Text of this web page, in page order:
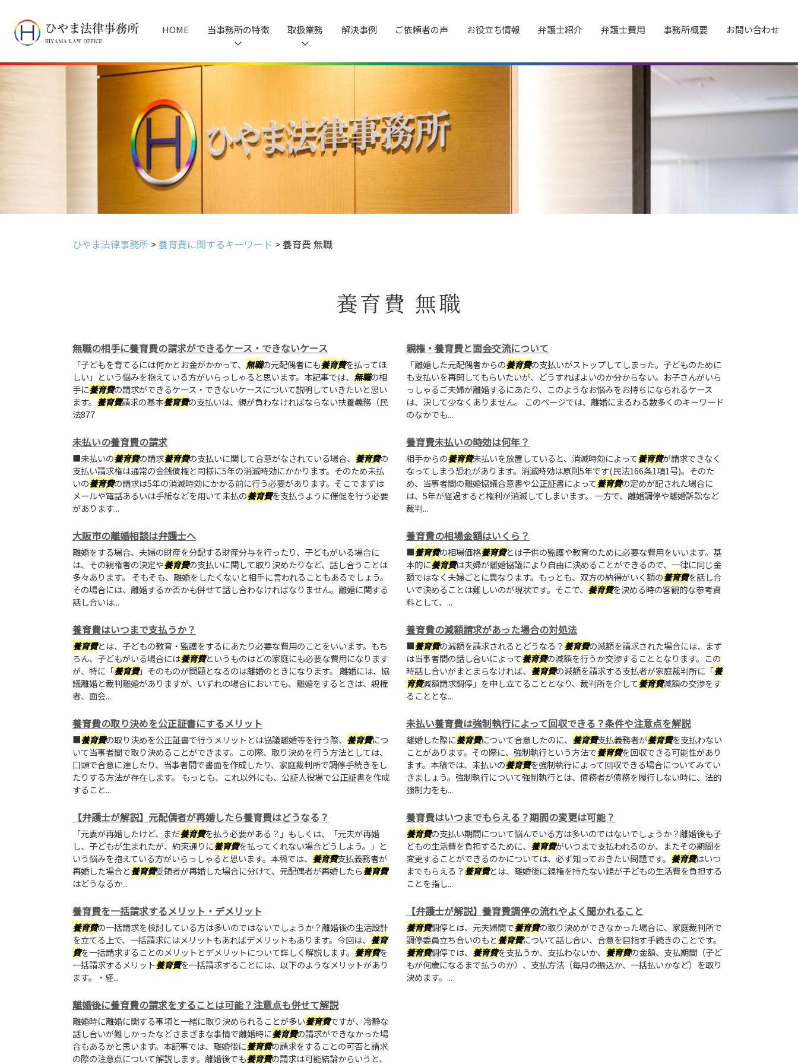
HOME 当事務所の特徴 取扱業務 解決事例 ご依頼者の声 お役立ち情報 弁護士紹介 弁護士費用 事務所概要 お問い合わせ
ひやま法律事務所 >養育費に関するキーワード >養育費 無職
養育費 無職
無職の相手に養育費の請求ができるケース・できないケース
「子どもを育てるには何かとお金がかかって、 無職の元配偶者にも養育費を払ってほ
しい」という悩みを抱えている方がいらっしゃると思います。本記事では、 無職の相
手に養育費の請求ができるケース・できないケースについて説明していきたいと思い
ます。 養育費請求の基本養育費の支払いは、親が負わなければならない扶養義務（民
法877
親権・養育費と面会交流について
「離婚した元配偶者からの養育費の支払いがストップしてしまった。子どものために
も支払いを再開してもらいたいが、どうすればよいのか分からない。お子さんがいら
っしゃるご夫婦が離婚するにあたり、このようなお悩みをお持ちになられるケース
は、決して少なくありません。 このページでは、離婚にまるわる数多くのキーワード
のなかでも...
未払いの養育費の請求
■未払いの養育費の請求養育費の支払いに関して合意がなされている場合、 養育費の
支払い請求権は通常の金銭債権と同様に5年の消滅時効にかかります。そのため未払
いの養育費の請求は5年の消滅時効にかかる前に行う必要があります。そこでまずは
メールや電話あるいは手紙などを用いて未払の養育費を支払うように催促を行う必要
があります...
養育費未払いの時効は何年？
相手からの養育費未払いを放置していると、消滅時効によって養育費が請求できなく
なってしまう恐れがあります。消滅時効は原則5年です(民法166条1項1号)。そのた
め、当事者間の離婚協議合意書や公正証書によって養育費の定めが記された場合に
は、5年が経過すると権利が消滅してしまいます。 一方で、離婚調停や離婚訴訟など
裁判...
大阪市の離婚相談は弁護士へ
離婚をする場合、夫婦の財産を分配する財産分与を行ったり、子どもがいる場合に
は、その親権者の決定や養育費の支払いに関して取り決めたりなど、話し合うことは
多々あります。 そもそも、離婚をしたくないと相手に言われることもあるでしょう。
その場合には、離婚するか否かも併せて話し合わなければなりません。離婚に関する
話し合いは...
養育費の相場金額はいくら？
■養育費の相場価格養育費とは子供の監護や教育のために必要な費用をいいます。基
本的に養育費は夫婦が離婚協議により自由に決めることができるので、一律に同じ金
額ではなく夫婦ごとに異なります。もっとも、双方の納得がいく額の養育費を話し合
いで決めることは難しいのが現状です。そこで、 養育費を決める時の客観的な参考資
料として、...
養育費はいつまで支払うか？
養育費とは、子どもの教育・監護をするにあたり必要な費用のことをいいます。もち
ろん、子どもがいる場合には養育費というものはどの家庭にも必要な費用になります
が、特に「養育費」そのものが問題となるのは離婚のときになります。 離婚には、協
議離婚と裁判離婚がありますが、いずれの場合においても、離婚をするときは、親権
者、面会...
養育費の減額請求があった場合の対処法
■養育費の減額を請求されるとどうなる？養育費の減額を請求された場合には、まず
は当事者間の話し合いによって養育費の減額を行うか交渉することとなります。この
時話し合いがまとまらなければ、 養育費の減額を請求する支払者が家庭裁判所に「養
育費減額請求調停」を申し立てることとなり、裁判所を介して養育費減額の交渉をす
ることとな...
養育費の取り決めを公正証書にするメリット
■養育費の取り決めを公正証書で行うメリットとは協議離婚等を行う際、 養育費につ
いて当事者間で取り決めることができます。この際、取り決めを行う方法としては、
口頭で合意に達したり、当事者間で書面を作成したり、家庭裁判所で調停手続きをし
たりする方法が存在します。 もっとも、これ以外にも、公証人役場で公正証書を作成
すること...
未払い養育費は強制執行によって回収できる？条件や注意点を解説
離婚した際に養育費について合意したのに、 養育費支払義務者が養育費を支払わない
ことがあります。その際に、強制執行という方法で養育費を回収できる可能性があり
ます。本稿では、未払いの養育費を強制執行によって回収できる場合についてみてい
きましょう。強制執行について強制執行とは、債務者が債務を履行しない時に、法的
強制力をも...
【弁護士が解説】元配偶者が再婚したら養育費はどうなる？
「元妻が再婚したけど、まだ養育費を払う必要がある？」もしくは、「元夫が再婚
し、子どもが生まれたが、約束通りに養育費を払ってくれない場合どうしよう。」と
いう悩みを抱えている方がいらっしゃると思います。本稿では、 養育費支払義務者が
再婚した場合と養育費受領者が再婚した場合に分けて、元配偶者が再婚したら養育費
はどうなるか...
養育費はいつまでもらえる？期間の変更は可能？
養育費の支払い期間について悩んでいる方は多いのではないでしょうか？離婚後も子
どもの生活費を負担するために、 養育費がいつまで支払われるのか、またその期間を
変更することができるのかについては、必ず知っておきたい問題です。 養育費はいつ
までもらえる？養育費とは、離婚後に親権を持たない親が子どもの生活費を負担する
ことを指し...
養育費を一括請求するメリット・デメリット
養育費の一括請求を検討している方は多いのではないでしょうか？離婚後の生活設計
を立てる上で、一括請求にはメリットもあればデメリットもあります。今回は、 養育
費を一括請求することのメリットとデメリットについて詳しく解説します。 養育費を
一括請求するメリット養育費を一括請求することには、以下のようなメリットがあり
ます。・経...
【弁護士が解説】養育費調停の流れやよく聞かれること
養育費調停とは、元夫婦間で養育費の取り決めができなかった場合に、家庭裁判所で
調停委員立ち合いのもと養育費について話し合い、合意を目指す手続きのことです。
養育費調停では、 養育費を支払うか、支払わないか、 養育費の金額、支払期間（子ど
もが何歳になるまで払うのか）、支払方法（毎月の振込か、一括払いかなど）を取り
決めます。...
離婚後に養育費の請求をすることは可能？注意点も併せて解説
離婚時に離婚に関する事項と一緒に取り決められることが多い養育費ですが、冷静な
話し合いが難しかったなどさまざまな事情で離婚時に養育費の請求ができなかった場
合もあるかと思います。本記事では、離婚後に養育費の請求をすることの可否と請求
の際の注意点について解説します。離婚後でも養育費の請求は可能結論からいうと、